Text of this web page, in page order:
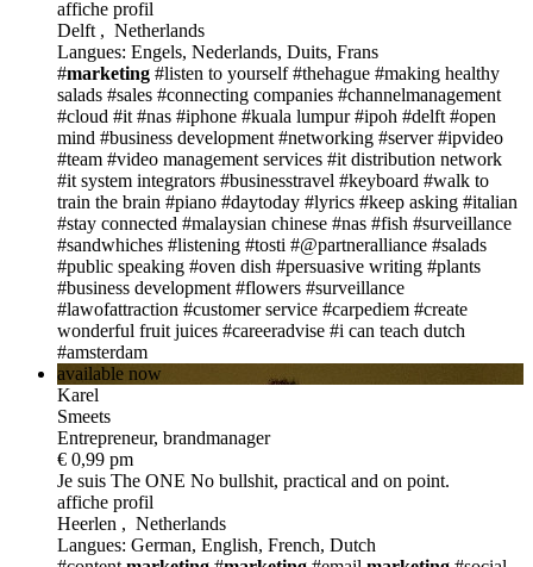
affiche profil
Delft , Netherlands
Langues: Engels, Nederlands, Duits, Frans
#marketing #listen to yourself #thehague #making healthy
salads #sales #connecting companies #channelmanagement
#cloud #it #nas #iphone #kuala lumpur #ipoh #delft #open
mind #business development #networking #server #ipvideo
#team #video management services #it distribution network
#it system integrators #businesstravel #keyboard #walk to
train the brain #piano #daytoday #lyrics #keep asking #italian
#stay connected #malaysian chinese #nas #fish #surveillance
#sandwhiches #listening #tosti #@partneralliance #salads
#public speaking #oven dish #persuasive writing #plants
#business development #flowers #surveillance
#lawofattraction #customer service #carpediem #create
wonderful fruit juices #careeradvise #i can teach dutch
#amsterdam
available now
Karel
Smeets
Entrepreneur, brandmanager
€ 0,99 pm
Je suis The ONE No bullshit, practical and on point.
affiche profil
Heerlen , Netherlands
Langues: German, English, French, Dutch